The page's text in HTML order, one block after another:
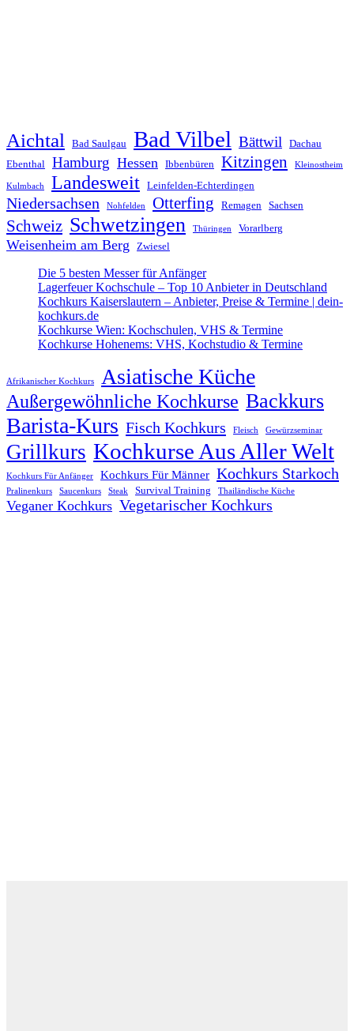
Aichtal Bad Saulgau Bad Vilbel Bättwil
Dachau
Ebenthal
Hamburg Hessen Ibbenbüren Kitzingen Kleinostheim
Kulmbach Landesweit Leinfelden-Echterdingen
Niedersachsen Nohfelden Otterfing Remagen Sachsen
Schweiz Schwetzingen Thüringen Vorarlberg
Weisenheim am Berg Zwiesel
Die 5 besten Messer für Anfänger
Lagerfeuer Kochschule – Top 10 Anbieter in Deutschland
Kochkurs Kaiserslautern – Anbieter, Preise & Termine | dein-
kochkurs.de
Kochkurse Wien: Kochschulen, VHS & Termine
Kochkurse Hohenems: VHS, Kochstudio & Termine
Afrikanischer Kochkurs Asiatische Küche
Außergewöhnliche Kochkurse Backkurs
Barista-Kurs Fisch Kochkurs Fleisch Gewürzseminar
Grillkurs Kochkurse Aus Aller Welt
Kochkurs Für Anfänger Kochkurs Für Männer Kochkurs Starkoch
Pralinenkurs Saucenkurs Steak Survival Training Thailändische Küche
Veganer Kochkurs Vegetarischer Kochkurs